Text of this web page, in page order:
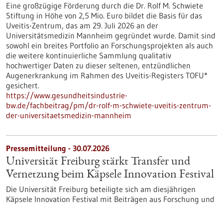
Eine großzügige Förderung durch die Dr. Rolf M. Schwiete
Stiftung in Höhe von 2,5 Mio. Euro bildet die Basis für das
Uveitis-Zentrum, das am 29. Juli 2026 an der
Universitätsmedizin Mannheim gegründet wurde. Damit sind
sowohl ein breites Portfolio an Forschungsprojekten als auch
die weitere kontinuierliche Sammlung qualitativ
hochwertiger Daten zu dieser seltenen, entzündlichen
Augenerkrankung im Rahmen des Uveitis-Registers TOFU*
gesichert.
https://www.gesundheitsindustrie-
bw.de/fachbeitrag/pm/dr-rolf-m-schwiete-uveitis-zentrum-
der-universitaetsmedizin-mannheim
Pressemitteilung - 30.07.2026
Universität Freiburg stärkt Transfer und
Vernetzung beim Käpsele Innovation Festival
Die Universität Freiburg beteiligte sich am diesjährigen
Käpsele Innovation Festival mit Beiträgen aus Forschung und